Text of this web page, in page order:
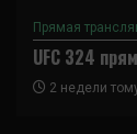
Прямая
UFC 324
2 недели